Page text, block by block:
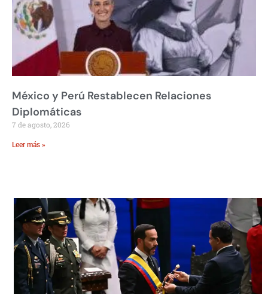
México y Perú Restablecen Relaciones
Diplomáticas
7 de agosto, 2026
Leer más »